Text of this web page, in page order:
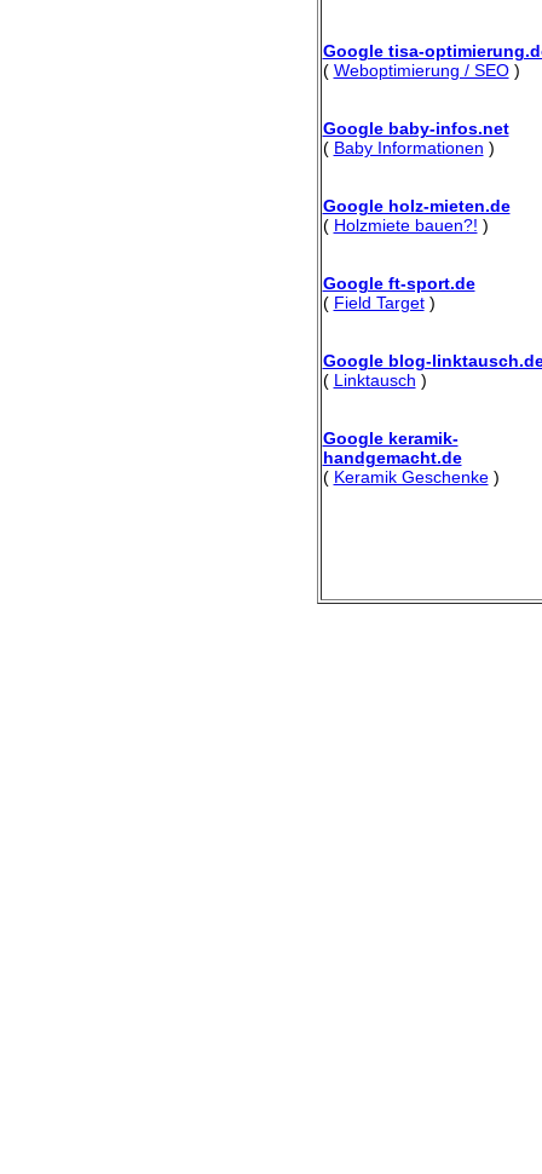
Google tisa-
( Weboptimierung / SEO)
Google baby-infos.net
( Baby Informationen )
Google holz-mieten.de
( Holzmiete bauen?! )
Google ft-sport.de
( Field Target)
Google blog-
( Linktausch )
Google keramik-
handgemacht.de
( Keramik Geschenke)